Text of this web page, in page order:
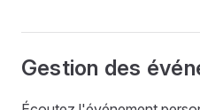
Gestion des